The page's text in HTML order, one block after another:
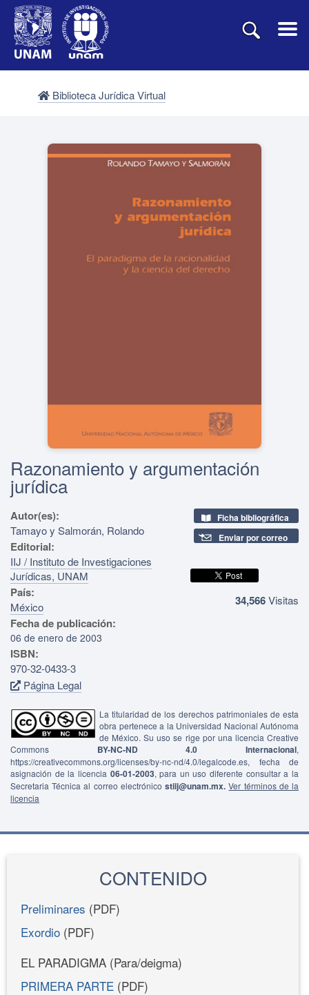
Biblioteca Jurídica Virtual
Razonamiento y argumentación
jurídica
Autor(es):
Tamayo y Salmorán, Rolando
Editorial:
IIJ / Instituto de Investigaciones
Jurídicas, UNAM
País:
México
Fecha de publicación:
06 de enero de 2003
ISBN:
970-32-0433-3
Página Legal
Ficha bibliográfica
Enviar por correo
34,566Visitas
La titularidad de los derechos patrimoniales de esta
obra pertenece a la Universidad Nacional Autónoma
de México. Su uso se rige por una licencia Creative
Commons BY-NC-ND 4.0 Internacional,
https://creativecommons.org/licenses/by-nc-nd/4.0/legalcode.es, fecha de
asignación de la licencia 06-01-2003, para un uso diferente consultar a la
Secretaria Técnica al correo electrónicostiij@unam.mx. Ver términos de la
licencia
CONTENIDO
Preliminares (PDF)
Exordio (PDF)
EL PARADIGMA (Para/deigma)
PRIMERA PARTE (PDF)